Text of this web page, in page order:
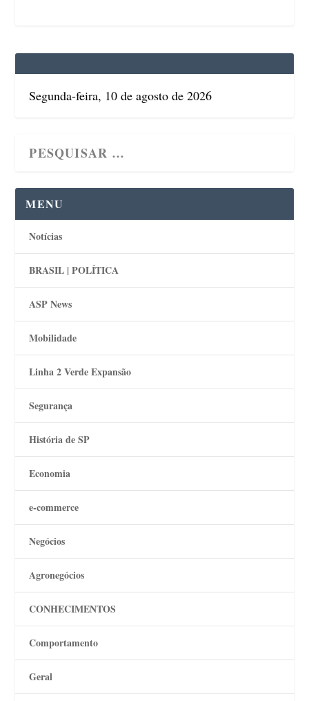
Segunda-feira, 10 de agosto de 2026
MENU
Notícias
BRASIL | POLÍTICA
ASP News
Mobilidade
Linha 2 Verde Expansão
Segurança
História de SP
Economia
e-commerce
Negócios
Agronegócios
CONHECIMENTOS
Comportamento
Geral